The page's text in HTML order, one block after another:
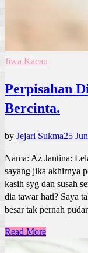
Jiwa Kacau
Perpisahan
Bercinta.
by Jejari Sukma25
Nama: Az Jantina:
sayang jika akhirnya
kasih syg dan susah
dia tawar hati? Saya
besar tak pernah
Read More